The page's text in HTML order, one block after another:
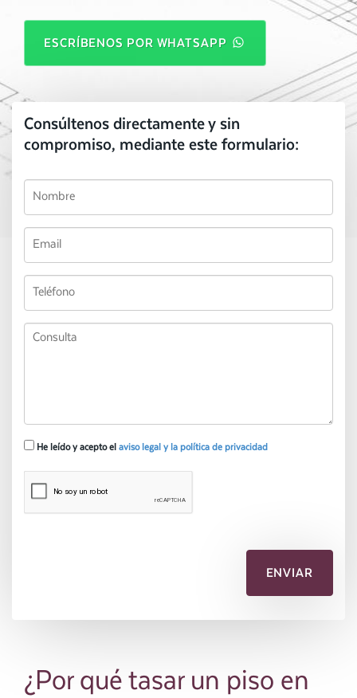
ESCRÍBENOS POR WHATSAPP
Consúltenos directamente y sin
compromiso, mediante este formulario:
He leído y acepto el aviso legal y la política de privacidad
¿Por qué tasar un piso en